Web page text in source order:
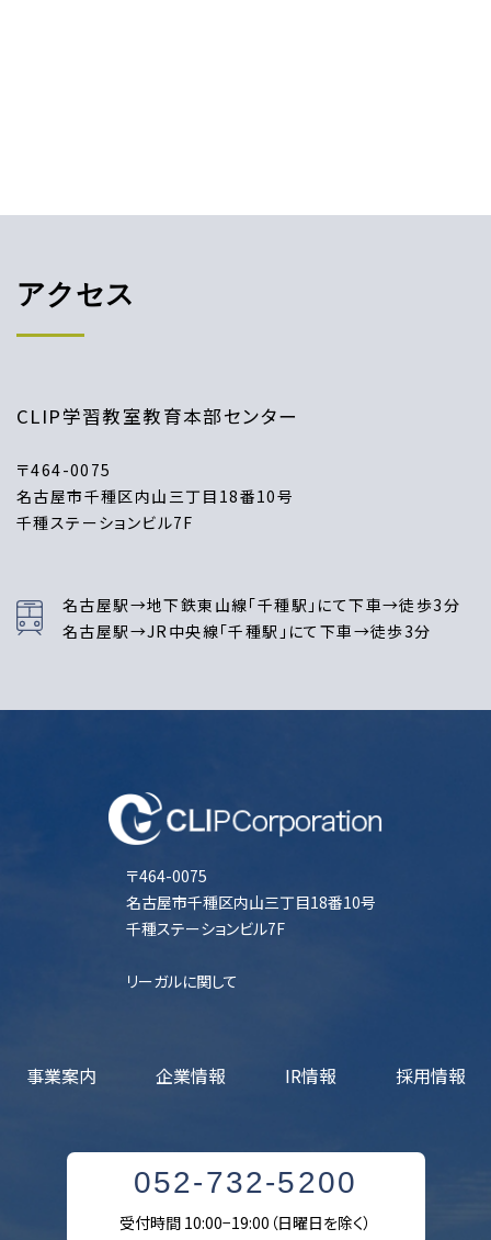
アクセス
CLIP学習教室教育本部センター
〒464-0075
名古屋市千種区内山三丁目18番10号
千種ステーションビル7F
名古屋駅→地下鉄東山線「千種駅」にて下車→徒歩3分
名古屋駅→JR中央線「千種駅」にて下車→徒歩3分
〒464-0075
名古屋市千種区内山三丁目18番10号
千種ステーションビル7F
リーガルに関して
事業案内 企業情報 IR情報 採用情報
052-732-5200
受付時間 10:00−19:00（日曜日を除く）